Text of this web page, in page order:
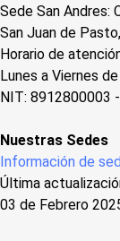
Sede San Andres:
San Juan de
Horario de
Lunes a Viernes
NIT: 8912800003
Nuestras Sedes
Información de
Última
03 de Febrero